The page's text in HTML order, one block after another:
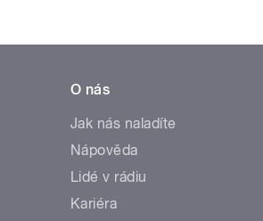
O nás
Jak nás naladíte
Nápověda
Lidé v rádiu
Kariéra